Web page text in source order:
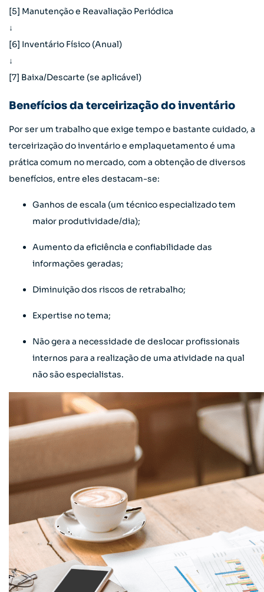
[5] Manutenção e Reavaliação Periódica
↓
[6] Inventário Físico (Anual)
↓
[7] Baixa/Descarte (se aplicável)
Benefícios da terceirização do inventário
Por ser um trabalho que exige tempo e bastante cuidado, a
terceirização do inventário e emplaquetamento é uma
prática comum no mercado, com a obtenção de diversos
benefícios, entre eles destacam-se:
Ganhos de escala (um técnico especializado tem
maior produtividade/dia);
Aumento da eficiência e confiabilidade das
informações geradas;
Diminuição dos riscos de retrabalho;
Expertise no tema;
Não gera a necessidade de deslocar profissionais
internos para a realização de uma atividade na qual
não são especialistas.